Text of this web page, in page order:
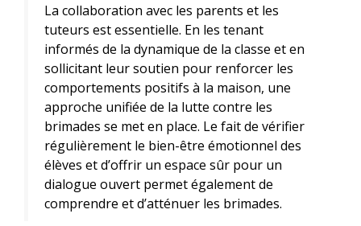
La collaboration avec les parents et les
tuteurs est essentielle. En les tenant
informés de la dynamique de la classe et en
sollicitant leur soutien pour renforcer les
comportements positifs à la maison, une
approche unifiée de la lutte contre les
brimades se met en place. Le fait de vérifier
régulièrement le bien-être émotionnel des
élèves et d’offrir un espace sûr pour un
dialogue ouvert permet également de
comprendre et d’atténuer les brimades.